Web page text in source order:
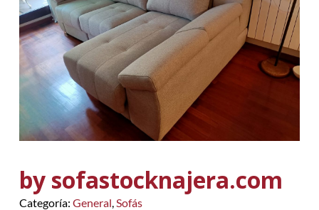
by sofastocknajera.com
Categoría: General Sofás